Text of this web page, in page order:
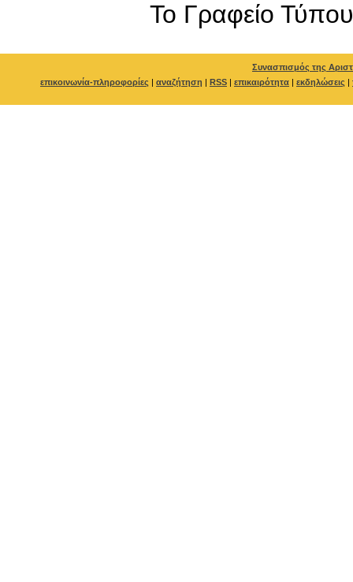
To Γραφείο Τύπου
Συνασπισμός της
επικοινωνία-πληροφορίες | αναζήτηση | RSS | επικαιρότητα | εκδηλώσεις |